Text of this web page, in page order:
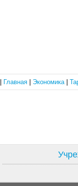
Главная Экономика